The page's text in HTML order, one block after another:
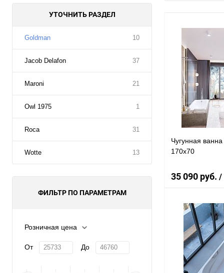
УТОЧНИТЬ РАЗДЕЛ
Goldman 10
Jacob Delafon 37
Maroni 21
Owl 1975 1
Roca 31
Wotte 13
ФИЛЬТР ПО ПАРАМЕТРАМ
Розничная цена
От До
Чугунная
170x70
35 090 руб. /
Купить в 1
В избранное